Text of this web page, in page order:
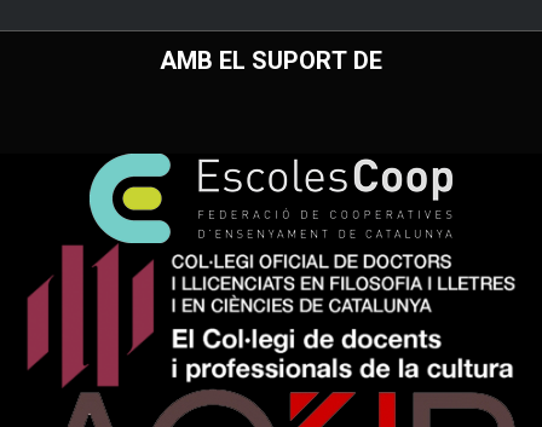
AMB EL SUPORT DE